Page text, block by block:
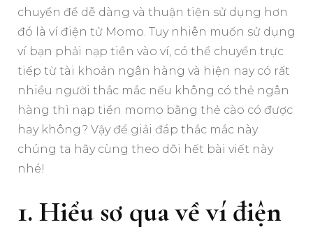
chuyển để dễ dàng và thuận tiện sử dụng hơn
đó là ví điện tử Momo. Tuy nhiên muốn sử dụng
ví bạn phải nạp tiền vào ví, có thể chuyển trực
tiếp từ tài khoản ngân hàng và hiện nay có rất
nhiều người thắc mắc nếu không có thẻ ngân
hàng thì nạp tiền momo bằng thẻ cào có được
hay không? Vậy để giải đáp thắc mắc này
chúng ta hãy cùng theo dõi hết bài viết này
nhé!
1. Hiểu sơ qua về ví điện